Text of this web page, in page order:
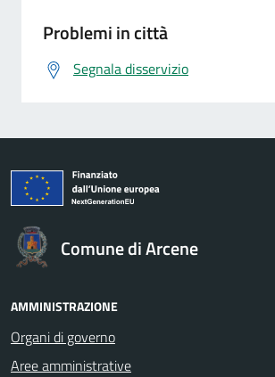
Problemi in città
Segnala disservizio
Comune di Arcene
AMMINISTRAZIONE
Organi di governo
Aree amministrative